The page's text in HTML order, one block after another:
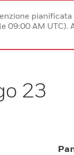
09:00 AM
23